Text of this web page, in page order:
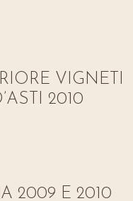
VIGNETI
2010
2009 E 2010